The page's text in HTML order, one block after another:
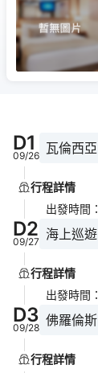
D1
09/26 瓦倫西亞
行程詳情
出發時間 ：
D2
09/27 海上巡遊
行程詳情
出發時間 ：
D3
09/28 佛羅倫斯
行程詳情